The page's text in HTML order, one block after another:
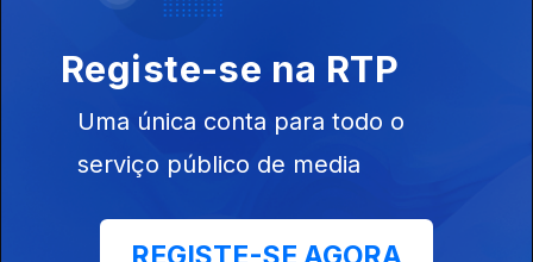
Ângelo Arribas
Ângelo Arribas - Cirigoça
Tomás, Paulo, António e Emanuel
21 nov. 2025
Registe-se na RTP
Uma única conta para todo o
serviço público de media